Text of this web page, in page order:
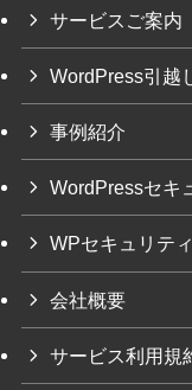
サービスご案内
WordPress引越
事例紹介
WordPressセキ
WPセキュリテ
会社概要
サービス利用規